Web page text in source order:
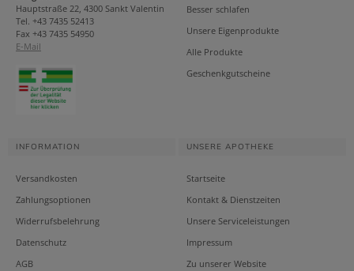
Hauptstraße 22, 4300 Sankt Valentin
Tel. +43 7435 52413
Fax +43 7435 54950
E-Mail
Besser schlafen
Unsere Eigenprodukte
Alle Produkte
Geschenkgutscheine
INFORMATION
Versandkosten
Zahlungsoptionen
Widerrufsbelehrung
Datenschutz
AGB
UNSERE APOTHEKE
Startseite
Kontakt & Dienstzeiten
Unsere Serviceleistungen
Impressum
Zu unserer Website